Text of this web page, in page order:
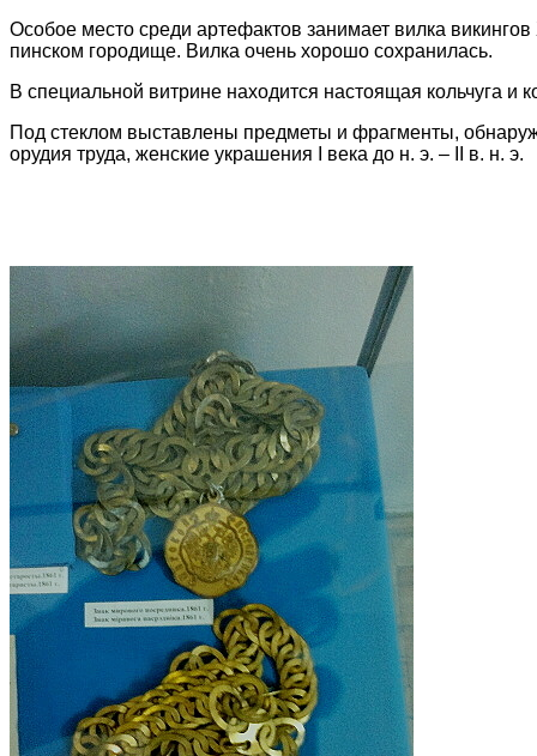
Особое место среди артефактов занимает вилка
пинском городище. Вилка очень хорошо сохранилась.
В специальной витрине находится настоящая кольчуга
Под стеклом выставлены предметы и фрагменты,
орудия труда, женские украшения I века до н. э. – II в. н. э.